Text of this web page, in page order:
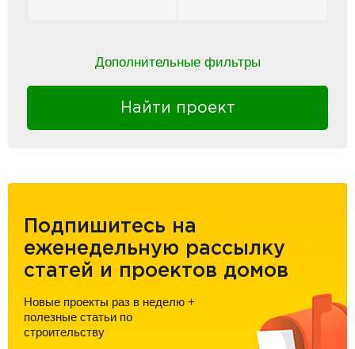
Дополнительные фильтры
Найти проект
Подпишитесь на
еженедельную рассылку
статей и проектов домов
Новые проекты раз в неделю +
полезные статьи по
строительству